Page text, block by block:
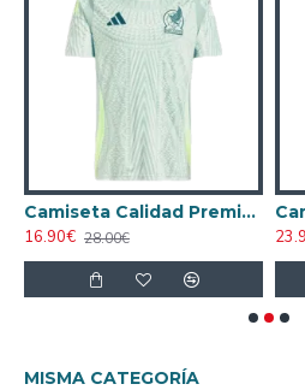
Camiseta Calidad Premium México Away 2024
16.90€ 28.00€
MISMA CATEGORÍA